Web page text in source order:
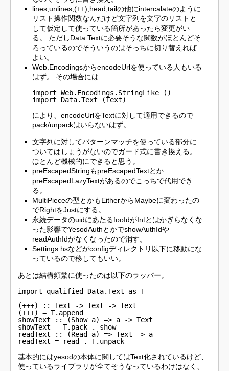
lines,unlines,(++),head,tailの他にintercalateのように
リスト操作関数なんだけど文字列を文字のリストと
して仮定して使っている箇所があったら変更がい
る。 ただしData.Textに必要そうな関数がほとんどそ
ろっているのでそういうのはそっちに切り替えれば
よい。
Web.EncodingsからencodeUrlを使っている人もいる
はず。 その場合には
import Web.Encodings.StringLike ()
import Data.Text (Text)
により、encodeUrlをTextに対して適用できるので
pack/unpackはいらないはず。
文字列に対してパターンマッチを使っている部分に
ついてはしょうがないのでガード式に書き換える。
ほとんど機械的にできると思う。
preEscapedStringもpreEscapedTextとか
preEscapedLazyTextがあるのでこっちで代用でき
る。
MultiPieceの型とかもEitherからMaybeに変わったの
でRightをJustにする。
永続データのuidにあたるfooIdがIntとはかぎらなくな
った影響でYesodAuthとかでshowAuthIdや
readAuthIdがなくなったので消す。
Settings.hsなどがconfigディレクトリ以下に移動にな
っているので移してもいい。
あとは結構頻繁に使ったのは以下のラッパー。
import qualified Data.Text as T
(+++) :: Text -> Text -> Text
(+++) = T.append
showText :: (Show a) => a -> Text
showText = T.pack . show
readText :: (Read a) => Text -> a
readText = read . T.unpack
基本的にはyesodの本体に関してはText化されているけど、
使っているライブラリが全てそうなっているわけはなく、